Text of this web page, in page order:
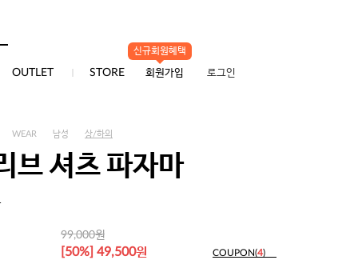
OUTLET STORE
신규회원혜택
회원가입 로그인
WEAR 남성 상/하의
브 셔츠 파자마
99,000원
[50%] 49,500원 COUPON(4)